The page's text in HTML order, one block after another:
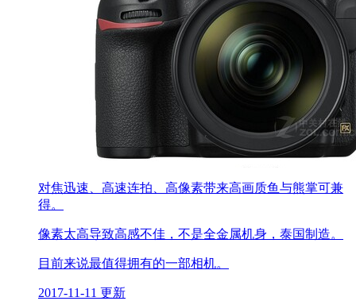
对焦迅速、高速连拍、高像素带来高画质鱼与熊掌可兼
得。
像素太高导致高感不佳，不是全金属机身，泰国制造。
目前来说最值得拥有的一部相机。
2017-11-11 更新